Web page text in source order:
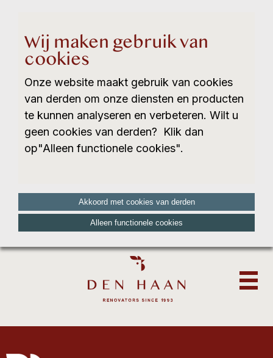
Wij maken gebruik van
cookies
Onze website maakt gebruik van cookies
van derden om onze diensten en producten
te kunnen analyseren en verbeteren. Wilt u
geen cookies van derden? Klik dan
op"Alleen functionele cookies".
Akkoord met cookies van derden
Alleen functionele cookies